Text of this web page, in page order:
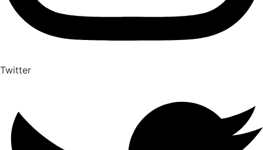
Twitter